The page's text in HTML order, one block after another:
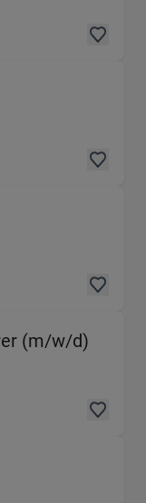
(m/w/d)